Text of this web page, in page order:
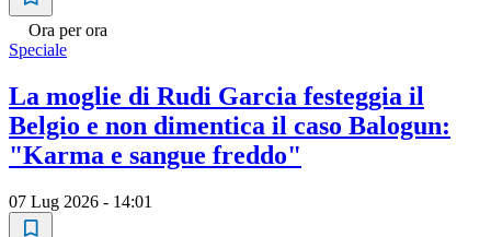
Ora per ora
Speciale
La moglie di Rudi Garcia festeggia il
Belgio e non dimentica il caso Balogun:
"Karma e sangue freddo"
07 Lug 2026 - 14:01